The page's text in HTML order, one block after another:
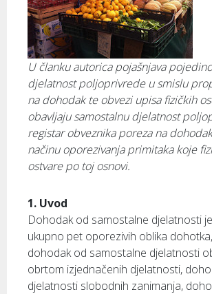
U članku autorica pojašnjava
djelatnost poljoprivrede u smislu
na dohodak te obvezi upisa fizičkih
obavljaju samostalnu djelatnost
registar obveznika poreza na
načinu oporezivanja primitaka koje
ostvare po toj osnovi.
1. Uvod
Dohodak od samostalne djelatnosti
ukupno pet oporezivih oblika
dohodak od samostalne djelatnosti
obrtom izjednačenih djelatnosti,
djelatnosti slobodnih zanimanja,